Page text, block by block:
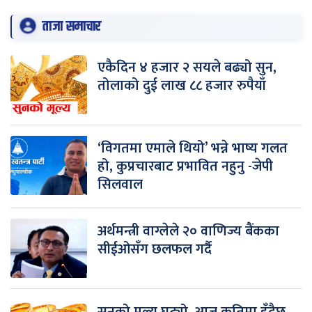
ताजा समाचार
एकैदिन ४ हजार २ सयले बढ्यो सुन,
तोलाको दुई लाख ८८ हजार रुपैयाँ
‘विगतमा एमाले थियो’ भन्ने भाष्य गलत
हो, कुप्रचारबाट प्रभावित नहुनु -जेपी
सिलवाल
अर्थमन्त्री वाग्लेले २० वाणिज्य बैंकका
सीईओसँग छलफल गर्दै